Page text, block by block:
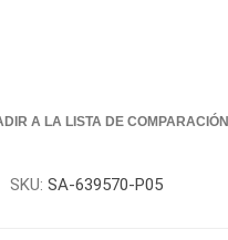
A LA LISTA DE COMPARACIÓN
SKU: SA-639570-P05